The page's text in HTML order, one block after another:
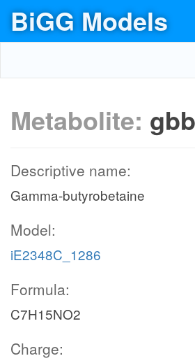
BiGG Models
Metabolite:
Descriptive name:
Gamma-butyrobetaine
Model:
iE2348C_1286
Formula:
C7H15NO2
Charge: